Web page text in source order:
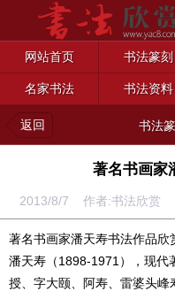
网站首页 书法篆刻
名家书法 书法资料
返回 书法
著名书画家
2013/8/7 作者:书法欣赏
著名书画家潘天寿书法作品欣
潘天寿（1898-1971），现代
授、字大颐、阿寿、雷婆头